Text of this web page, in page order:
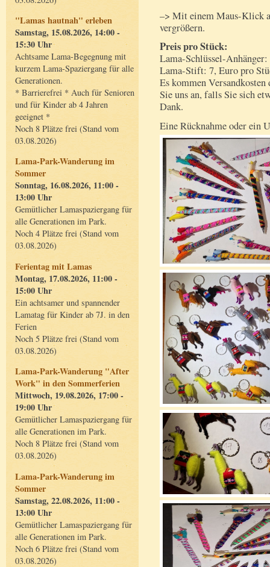
"Lamas hautnah" erleben
Samstag, 15.08.2026, 14:00 -
15:30 Uhr
Achtsame Lama-Begegnung mit
kurzem Lama-Spaziergang für alle
Generationen.
* Barrierefrei * Auch für Senioren
und für Kinder ab 4 Jahren
geeignet *
Noch 8 Plätze frei (Stand vom
03.08.2026)
Lama-Park-Wanderung im
Sommer
Sonntag, 16.08.2026, 11:00 -
13:00 Uhr
Gemütlicher Lamaspaziergang für
alle Generationen im Park.
Noch 4 Plätze frei (Stand vom
03.08.2026)
Ferientag mit Lamas
Montag, 17.08.2026, 11:00 -
15:00 Uhr
Ein achtsamer und spannender
Lamatag für Kinder ab 7J. in den
Ferien
Noch 5 Plätze frei (Stand vom
03.08.2026)
Lama-Park-Wanderung "After
Work" in den Sommerferien
Mittwoch, 19.08.2026, 17:00 -
19:00 Uhr
Gemütlicher Lamaspaziergang für
alle Generationen im Park.
Noch 8 Plätze frei (Stand vom
03.08.2026)
Lama-Park-Wanderung im
Sommer
Samstag, 22.08.2026, 11:00 -
13:00 Uhr
Gemütlicher Lamaspaziergang für
alle Generationen im Park.
Noch 6 Plätze frei (Stand vom
03.08.2026)
–> Mit einem Maus-Klick
vergrößern.
Preis pro Stück:
Lama-Schlüssel-
Lama-Stift: 7, Euro pro
Es kommen
Sie uns an, falls Sie sich
Dank.
Eine Rücknahme oder ein